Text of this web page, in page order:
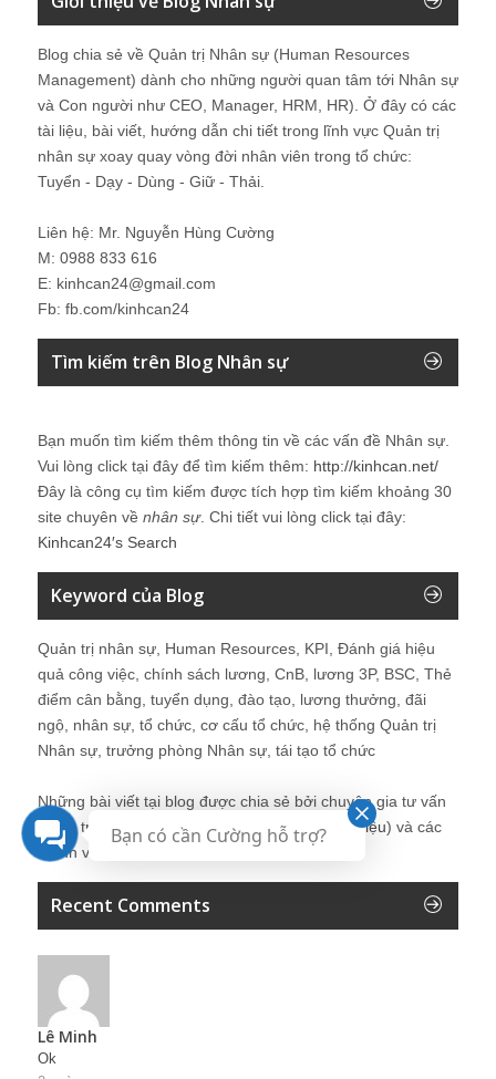
Blog chia sẻ về Quản trị Nhân sự (Human Resources
Management) dành cho những người quan tâm tới Nhân sự
và Con người như CEO, Manager, HRM, HR). Ở đây có các
tài liệu, bài viết, hướng dẫn chi tiết trong lĩnh vực Quản trị
nhân sự xoay quay vòng đời nhân viên trong tổ chức:
Tuyển - Dạy - Dùng - Giữ - Thải.
Liên hệ: Mr. Nguyễn Hùng Cường
M: 0988 833 616
E: kinhcan24@gmail.com
Fb: fb.com/kinhcan24
Tìm kiếm trên Blog Nhân sự
Bạn muốn tìm kiếm thêm thông tin về các vấn đề Nhân sự
Vui lòng click tại đây để tìm kiếm thêm: http://kinhcan.net/
Đây là công cụ tìm kiếm được tích hợp tìm kiếm khoảng 30
site chuyên về nhân sự. Chi tiết vui lòng click tại đây:
Kinhcan24′s Search
Keyword của Blog
Quản trị nhân sự, Human Resources, KPI, Đánh giá hiệu
quả công việc, chính sách lương, CnB, lương 3P, BSC, Thẻ
điểm cân bằng, tuyển dụng, đào tạo, lương thưởng, đãi
ngộ, nhân sự, tổ chức, cơ cấu tổ chức, hệ thống Quản trị
Nhân sự, trưởng phòng Nhân sự, tái tạo tổ chức
Những bài viết tại blog được chia sẻ bởi chuyên gia tư vấn
Quản trị Nhân sự Nguyễn Hùng Cường (giới thiệu) và các
thành viên khác trong cộng đồng Nhân sự.
Recent Comments
Lê Minh
Ok
Bạn có cần Cường hỗ trợ?